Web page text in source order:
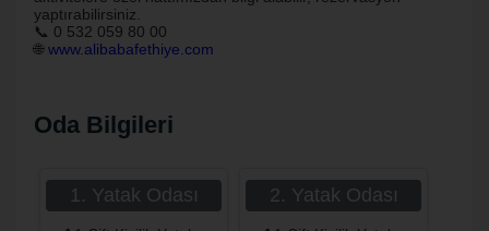
yaptırabilirsiniz.
📞 0 532 059 80 00
🌐www.alibabafethiye.com
Oda Bilgileri
1. Yatak Odası 2. Yatak Odası